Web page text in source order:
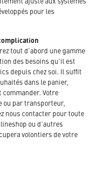
pour les
tout d'abord une gamme
des besoins qu'il est
depuis chez soi. Il suffit
dans le panier,
Votre
ou par transporteur,
nous contacter pour toute
ou d'autres
volontiers de votre